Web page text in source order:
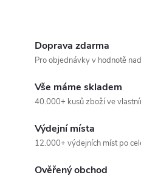
Doprava zdarma
Pro objednávky v hodnotě
Vše máme skladem
40.000+ kusů zboží ve
Výdejní místa
12.000+ výdejních míst po
Ověřený obchod